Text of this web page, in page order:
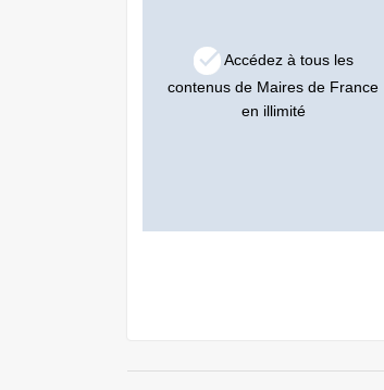
Accédez à tous les
contenus de Maires de France
en illimité